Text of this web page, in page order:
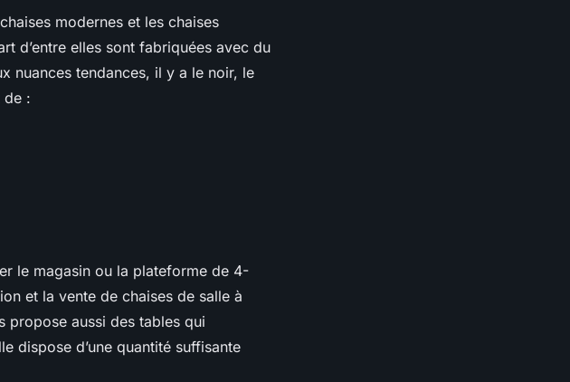
modernes et les chaises
d’entre elles sont fabriquées avec du
nuances tendances, il y a le noir, le
de :
le magasin ou la plateforme de 4-
et la vente de chaises de salle à
propose aussi des tables qui
dispose d’une quantité suffisante